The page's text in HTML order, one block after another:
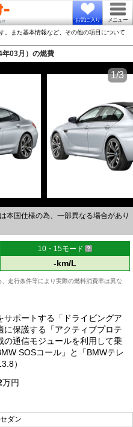
お気に入り メニュー
。また基本情報など、その他の項目について
年03月）の燃費
本国仕様の為、一部異なる場合があり
1/3
10・15モード
-km/L
走行条件等により実際の燃料消費率は異な
ポートする「ドライビングア
保護する「アクティブプロテ
の通信モジュールを利用して乗
SOSコール」と「BMWテレ
）
万円
セダン